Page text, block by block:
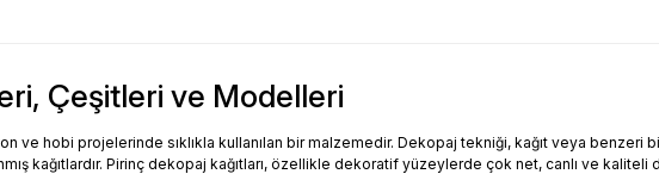
Çeşitleri ve Modelleri
ve hobi projelerinde sıklıkla kullanılan bir malzemedir. Dekopaj tekniği, kağıt veya benzeri
kağıtlardır. Pirinç dekopaj kağıtları, özellikle dekoratif yüzeylerde çok net, canlı ve